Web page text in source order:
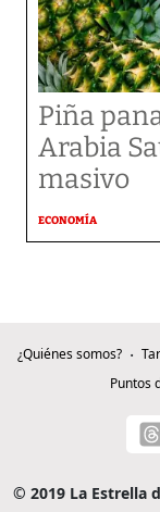
Piña
Arabia
masivo
ECONOMÍA
¿Quiénes somos?
Puntos
© 2019 La Estrella